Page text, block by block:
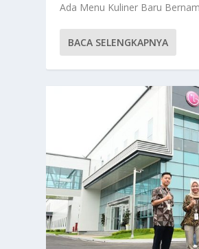
Ada Menu Kuliner Baru
BACA SELENGKAPNYA